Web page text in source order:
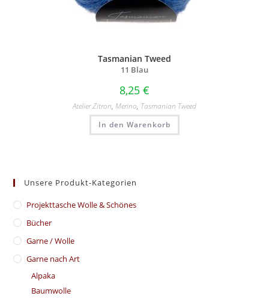
Tasmanian Tweed
11 Blau
8,25 €
Atelier Zitron, Merino, Tasmanian Tweed
In den Warenkorb
Unsere Produkt-Kategorien
​Projekttasche Wolle & Schönes
Bücher
Garne / Wolle
Garne nach Art
Alpaka
Baumwolle